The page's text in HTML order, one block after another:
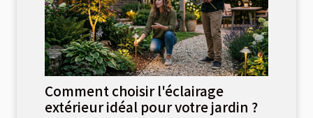
Comment choisir l'éclairage
extérieur idéal pour votre jardin ?